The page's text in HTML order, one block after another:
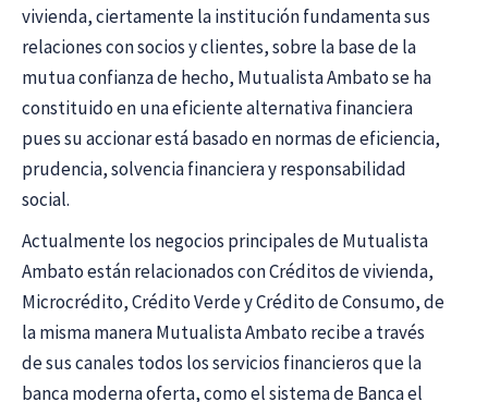
vivienda, ciertamente la institución fundamenta sus
relaciones con socios y clientes, sobre la base de la
mutua confianza de hecho, Mutualista Ambato se ha
constituido en una eficiente alternativa financiera
pues su accionar está basado en normas de eficiencia,
prudencia, solvencia financiera y responsabilidad
social.
Actualmente los negocios principales de Mutualista
Ambato están relacionados con Créditos de vivienda,
Microcrédito, Crédito Verde y Crédito de Consumo, de
la misma manera Mutualista Ambato recibe a través
de sus canales todos los servicios financieros que la
banca moderna oferta, como el sistema de Banca el